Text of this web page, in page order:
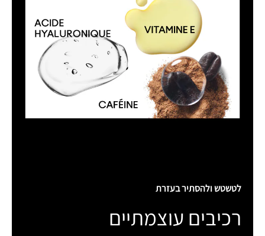
לטשטש ולהסתיר בעזרת
רכיבים עוצמתיים